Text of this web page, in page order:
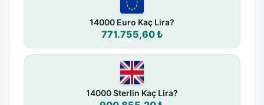
14000 Euro Kaç Lira?
771.755,60 ₺
14000 Sterlin Kaç Lira?